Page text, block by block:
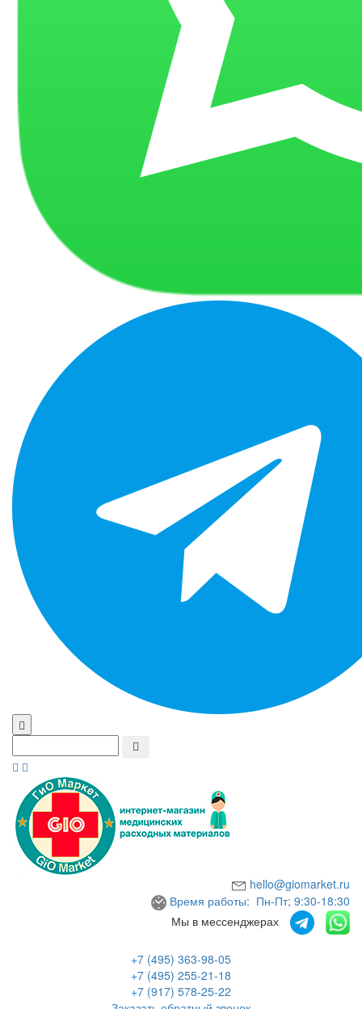
hello@giomarket.ru
Время работы: Пн-Пт; 9:30-18:30
Мы в мессенджерах
+7 (495) 363-98-05
+7 (495) 255-21-18
+7 (917) 578-25-22